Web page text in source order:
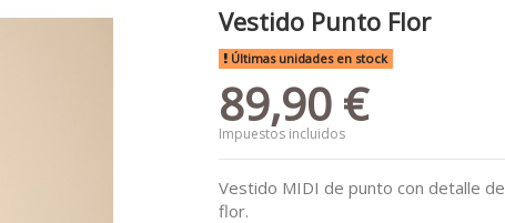
Vestido Punto Flor
Últimas unidades en stock
89,90 €
Impuestos incluidos
Vestido MIDI de punto con detalle de
flor.